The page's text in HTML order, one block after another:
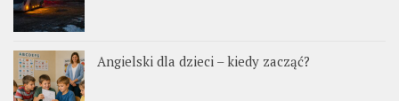
Angielski dla dzieci – kiedy zacząć?